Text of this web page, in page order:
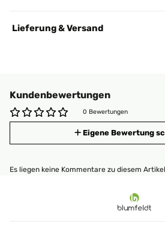
Lieferung & Versand
Kundenbewertungen
0 Bewertungen
Eigene Bewertung
Es liegen keine Kommentare zu diesem